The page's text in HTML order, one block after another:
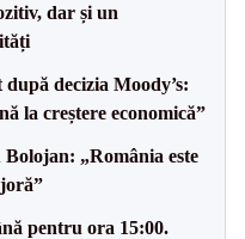
dar și un
decizia Moody’s:
la creștere economică”
„România este
pentru ora 15:00.